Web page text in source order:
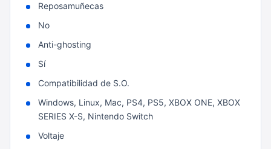
Reposamuñecas
No
Anti-ghosting
Sí
Compatibilidad de S.O.
Windows, Linux, Mac, PS4, PS5, XBOX ONE, XBOX
SERIES X-S, Nintendo Switch
Voltaje